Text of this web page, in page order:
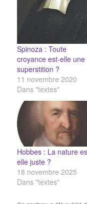
Spinoza : Toute
croyance est-elle une
superstition ?
11 novembre 2020
Dans "textes"
Hobbes : La nature
elle juste ?
18 novembre 2025
Dans "textes"